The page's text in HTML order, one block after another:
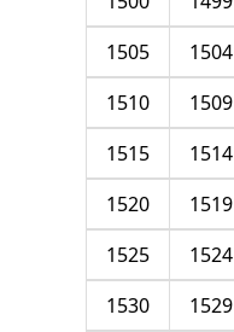
1504
1505
1509
1510
1514
1515
1519
1520
1524
1525
1529
1530